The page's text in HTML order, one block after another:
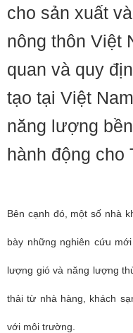
cho sản xuất
nông thôn Việt
quan và quy
tạo tại Việt
năng lượng
hành động cho
Bên cạnh đó, một số nhà
bày những nghiên cứu
lượng gió và năng lượng
thải từ nhà hàng, khách
với môi trường.